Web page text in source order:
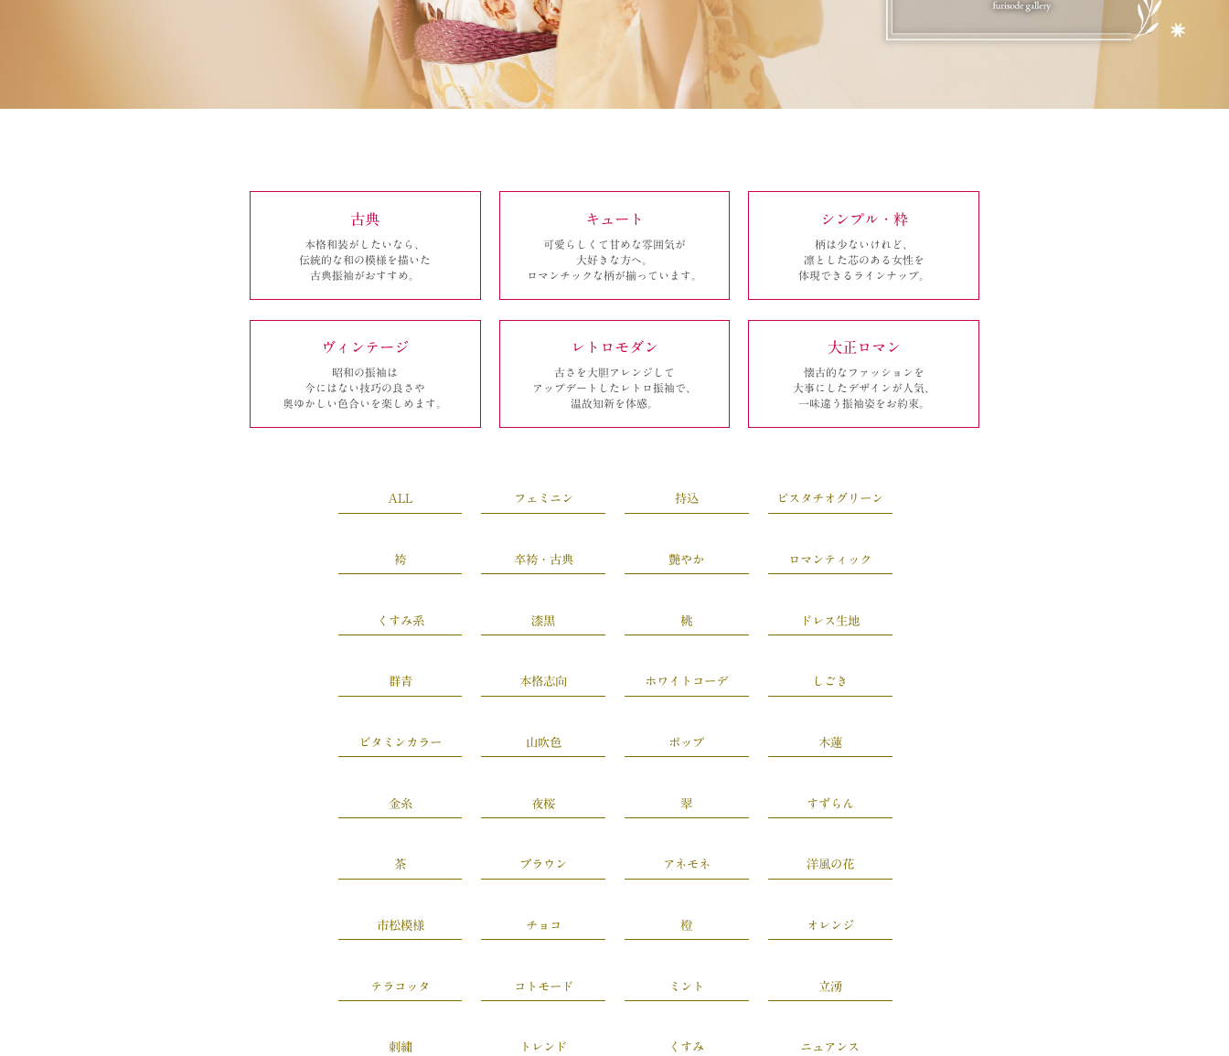
古典
本格和装がしたいなら、
伝統的な和の模様を描いた
古典振袖がおすすめ。
キュート
可愛らしくて甘めな雰囲気が
大好きな方へ。
ロマンチックな柄が揃っています。
シンプル・粋
柄は少ないけれど、
凛とした芯のある女性を
体現できるラインナップ。
ヴィンテージ
昭和の振袖は
今にはない技巧の良さや
奥ゆかしい色合いを楽しめます。
レトロモダン
古さを大胆アレンジして
アップデートしたレトロ振袖で、
温故知新を体感。
大正ロマン
懐古的なファッションを
大事にしたデザインが人気、
一味違う振袖姿をお約束。
ALL フェミニン 持込 ピスタチオグリーン
袴 卒袴・古典 艶やか ロマンティック
くすみ系 漆黒 桃 ドレス生地
群青 本格志向 ホワイトコーデ しごき
ビタミンカラー 山吹色 ポップ 木蓮
金糸 夜桜 翠 すずらん
茶 ブラウン アネモネ 洋風の花
市松模様 チョコ 橙 オレンジ
テラコッタ コトモード ミント 立湧
刺繍 トレンド くすみ ニュアンス